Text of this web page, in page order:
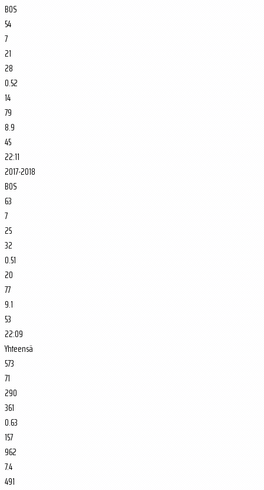
BOS
54
7
21
28
0.52
14
79
8.9
45
22:11
2017-2018
BOS
63
7
25
32
0.51
20
77
9.1
53
22:09
Yhteensä
573
71
290
361
0.63
157
962
7.4
491